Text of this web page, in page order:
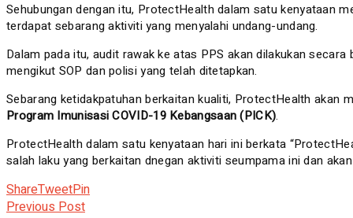
Sehubungan dengan itu, ProtectHealth dalam satu kenyataan
terdapat sebarang aktiviti yang menyalahi undang-undang.
Dalam pada itu, audit rawak ke atas PPS akan dilakukan
mengikut SOP dan polisi yang telah ditetapkan.
Sebarang ketidakpatuhan berkaitan kualiti, ProtectHealth akan
Program Imunisasi COVID-19 Kebangsaan (PICK).
ProtectHealth dalam satu kenyataan hari ini berkata
salah laku yang berkaitan dnegan aktiviti seumpama ini dan
ShareTweetPin
Previous Post